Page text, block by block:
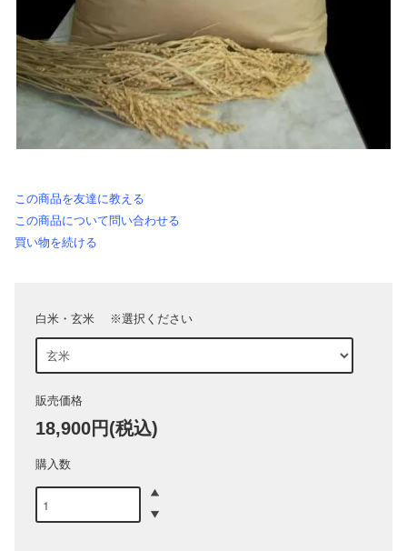
この商品を友達に教える
この商品について問い合わせる
買い物を続ける
白米・玄米 ※選択ください
販売価格
18,900円(税込)
購入数